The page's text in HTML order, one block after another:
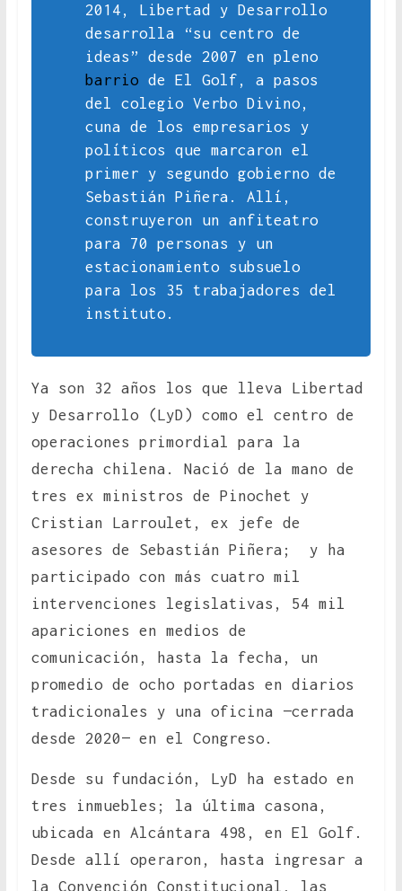
2014, Libertad y Desarrollo
desarrolla “su centro de
ideas” desde 2007 en pleno
barrio de El Golf, a pasos
del colegio Verbo Divino,
cuna de los empresarios y
políticos que marcaron el
primer y segundo gobierno de
Sebastián Piñera. Allí,
construyeron un anfiteatro
para 70 personas y un
estacionamiento subsuelo
para los 35 trabajadores del
instituto.
Ya son 32 años los que lleva Libertad
y Desarrollo (LyD) como el centro de
operaciones primordial para la
derecha chilena. Nació de la mano de
tres ex ministros de Pinochet y
Cristian Larroulet, ex jefe de
asesores de Sebastián Piñera; y ha
participado con más cuatro mil
intervenciones legislativas, 54 mil
apariciones en medios de
comunicación, hasta la fecha, un
promedio de ocho portadas en diarios
tradicionales y una oficina —cerrada
desde 2020— en el Congreso.
Desde su fundación, LyD ha estado en
tres inmuebles; la última casona,
ubicada en Alcántara 498, en El Golf.
Desde allí operaron, hasta ingresar a
la Convención Constitucional, las